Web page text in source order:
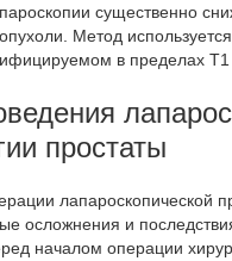
существенно
Метод
в пределах
простаты
лапароскопической
осложнения и
началом операции